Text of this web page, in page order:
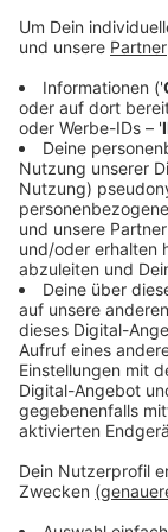
Anzeige
Ein
gefunden. Auf
Neubau
wie der neue
stimmen die
das weitere
ist der
Neubau.
Anzeige